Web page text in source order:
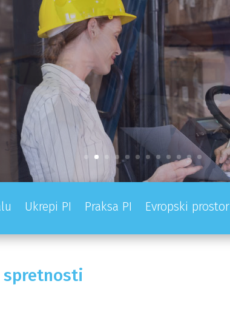
Ukrepi PI Praksa PI Evropski prostor
spretnosti